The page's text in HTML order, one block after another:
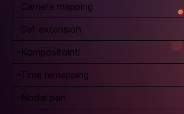
-Camera mapping
-Set extension
-Kompositointi
-Time remapping
-Nodal pan